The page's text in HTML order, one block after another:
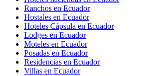
Ranchos en Ecuador
Hostales en Ecuador
Hoteles Cápsula en Ecuador
Lodges en Ecuador
Moteles en Ecuador
Posadas en Ecuador
Residencias en Ecuador
Villas en Ecuador